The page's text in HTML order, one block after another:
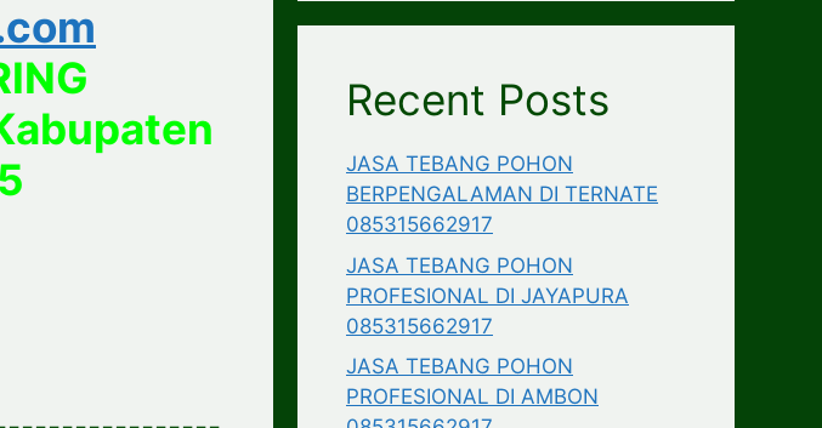
Recent Posts
JASA TEBANG POHON
BERPENGALAMAN DI TERNATE
085315662917
JASA TEBANG POHON
PROFESIONAL DI JAYAPURA
085315662917
JASA TEBANG POHON
PROFESIONAL DI AMBON